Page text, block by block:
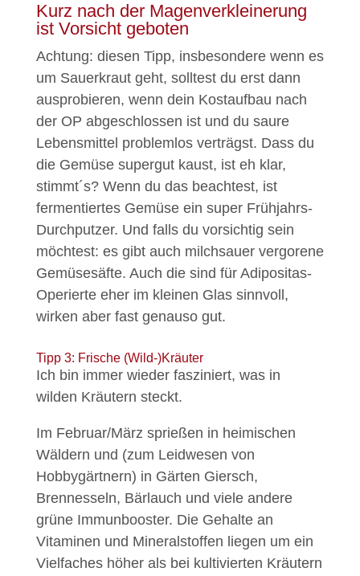
Kurz nach der Magenverkleinerung
ist Vorsicht geboten
Achtung: diesen Tipp, insbesondere wenn es
um Sauerkraut geht, solltest du erst dann
ausprobieren, wenn dein Kostaufbau nach
der OP abgeschlossen ist und du saure
Lebensmittel problemlos verträgst. Dass du
die Gemüse supergut kaust, ist eh klar,
stimmt´s? Wenn du das beachtest, ist
fermentiertes Gemüse ein super Frühjahrs-
Durchputzer. Und falls du vorsichtig sein
möchtest: es gibt auch milchsauer vergorene
Gemüsesäfte. Auch die sind für Adipositas-
Operierte eher im kleinen Glas sinnvoll,
wirken aber fast genauso gut.
Tipp 3: Frische (Wild-)Kräuter
Ich bin immer wieder fasziniert, was in
wilden Kräutern steckt.
Im Februar/März sprießen in heimischen
Wäldern und (zum Leidwesen von
Hobbygärtnern) in Gärten Giersch,
Brennesseln, Bärlauch und viele andere
grüne Immunbooster. Die Gehalte an
Vitaminen und Mineralstoffen liegen um ein
Vielfaches höher als bei kultivierten Kräutern